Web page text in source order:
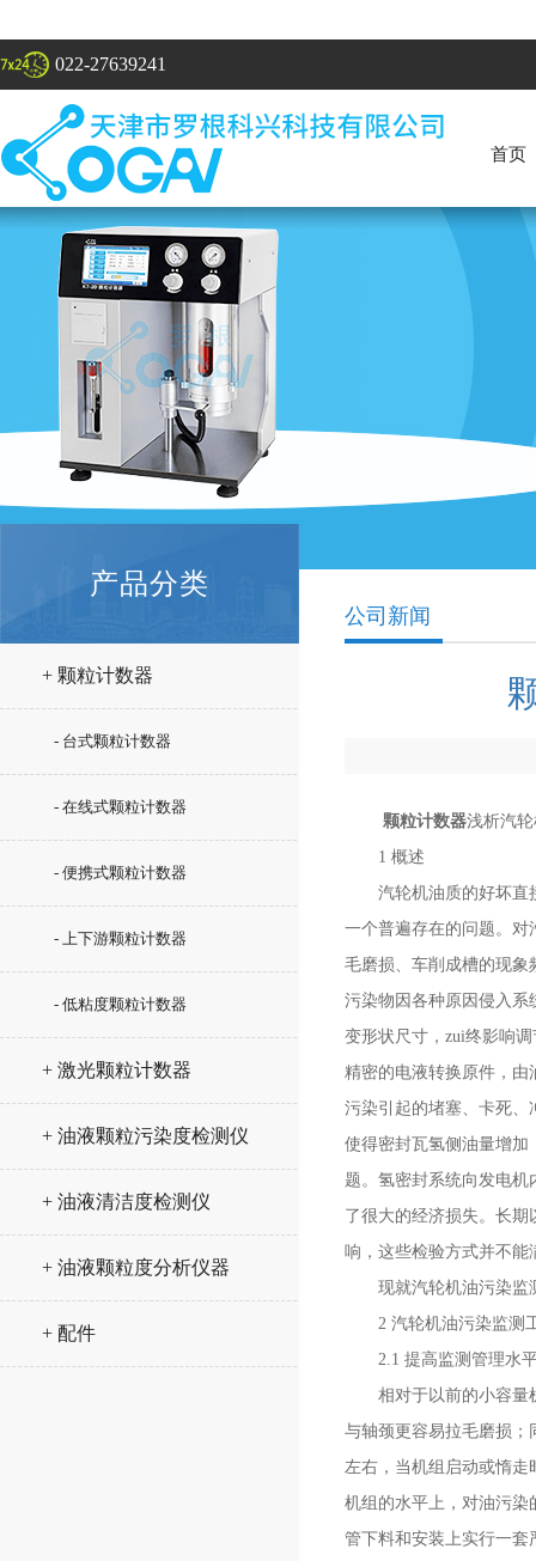
022-27639241
首页
产品分类
+ 颗粒计数器
- 台式颗粒计数器
- 在线式颗粒计数器
- 便携式颗粒计数器
- 上下游颗粒计数器
- 低粘度颗粒计数器
+ 激光颗粒计数器
+ 油液颗粒污染度检测仪
+ 油液清洁度检测仪
+ 油液颗粒度分析仪器
+ 配件
公司新闻
颗粒计数器浅析汽
1 概述
汽轮机油质的好坏直接
一个普遍存在的问题。对
毛磨损、车削成槽的现象
污染物因各种原因侵入系
变形状尺寸，zui终影响
精密的电液转换原件，由
污染引起的堵塞、卡死、
使得密封瓦氢侧油量增加
题。氢密封系统向发电
了很大的经济损失。长
响，这些检验方式并不能
现就汽轮机油污染监
2 汽轮机油污染监测
2.1 提高监测管理水
相对于以前的小容量机
与轴颈更容易拉毛磨损；
左右，当机组启动或惰走
机组的水平上，对油污染
管下料和安装上实行一套